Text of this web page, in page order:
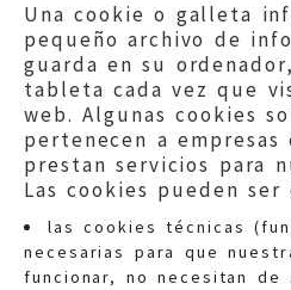
Una cookie o galleta
pequeño archivo de
guarda en su
tableta cada vez que
web. Algunas cookies
pertenecen a empresas
prestan servicios para
Las cookies pueden
las cookies técnicas
necesarias para que
funcionar, no necesitan de